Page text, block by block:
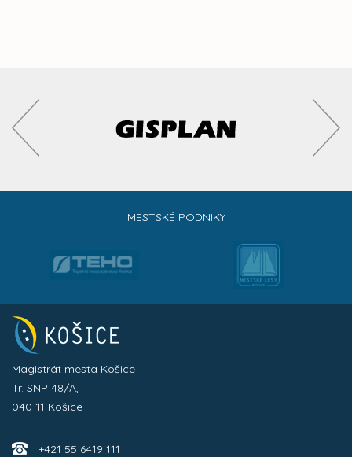
MESTSKÉ PODNIKY
Magistrát mesta Košice
Tr. SNP 48/A,
040 11 Košice
+421 55 6419 111